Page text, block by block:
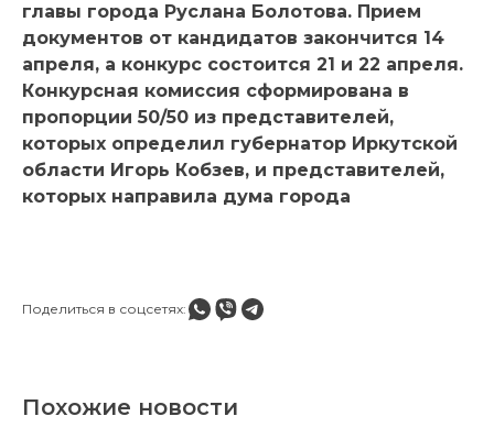
главы города Руслана Болотова. Прием
документов от кандидатов закончится 14
апреля, а конкурс состоится 21 и 22 апреля.
Конкурсная комиссия сформирована в
пропорции 50/50 из представителей,
которых определил губернатор Иркутской
области Игорь Кобзев, и представителей,
которых направила дума города
Поделиться в соцсетях:
Похожие новости